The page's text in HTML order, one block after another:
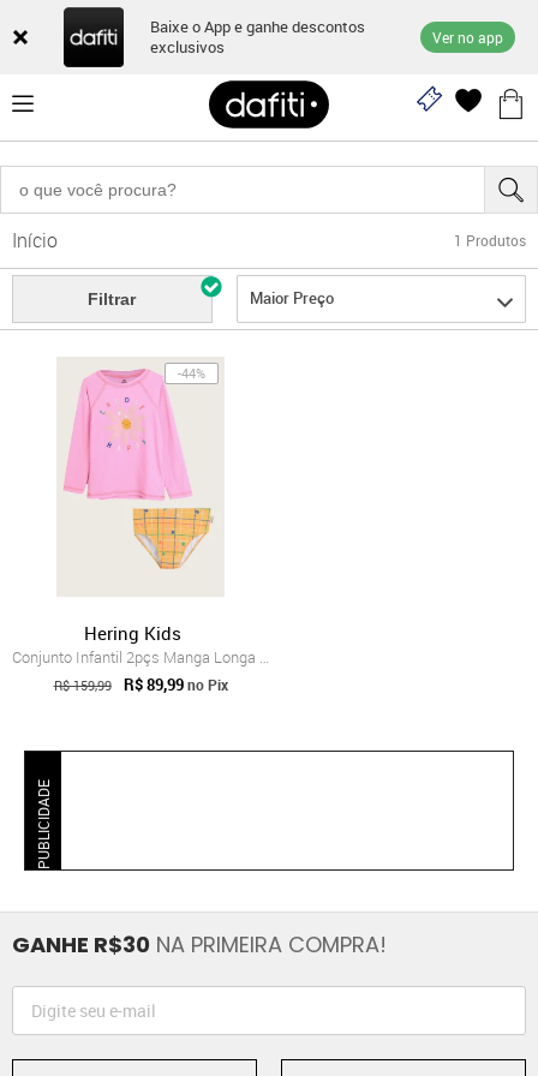
Baixe o App e ganhe descontos
exclusivos
Ver no app
Início 1 Produtos
Filtrar Maior Preço
-44%
Hering Kids
Conjunto Infantil 2pçs Manga Longa Herin...
R$ 159,99 R$ 89,99 no Pix
PUBLICIDADE
GANHE R$30 NA PRIMEIRA COMPRA!